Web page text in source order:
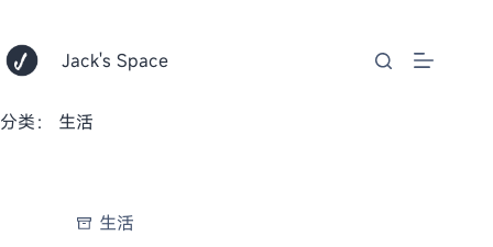
内
Jack's Space
分类： 生活
生活